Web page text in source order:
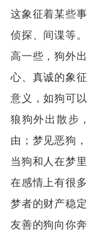
这象征着某些
侦探、间谍等
高一些，狗外
心、真诚的象
意义，如狗可
狼狗外出散步
由；梦见恶狗
当狗和人在梦
在感情上有很
梦者的财产稳
友善的狗向你